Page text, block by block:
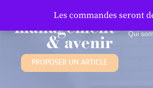
Qui
PROPOSER UN ARTICLE
Les commandes seront